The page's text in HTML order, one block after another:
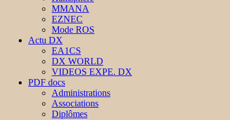
MMANA
EZNEC
Mode ROS
Actu DX
EA1CS
DX WORLD
VIDEOS EXPE. DX
PDF docs
Administrations
Associations
Diplômes